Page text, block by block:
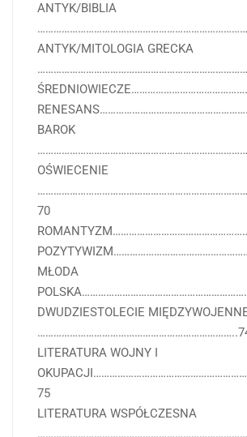
ANTYK/BIBLIA
ANTYK/MITOLOGIA GRECKA
BAROK
OŚWIECENIE
70
MŁODA
DWUDZIESTOLECIE
LITERATURA WOJNY I
75
LITERATURA WSPÓŁCZESNA